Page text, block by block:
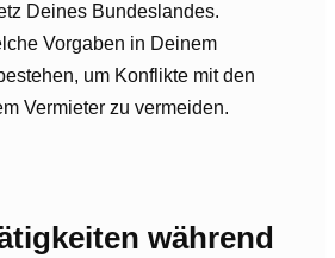
Deines Bundeslandes.
Vorgaben in Deinem
um Konflikte mit den
Vermieter zu vermeiden.
während